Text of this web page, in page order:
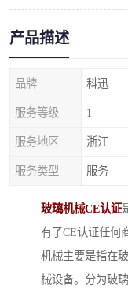
产品描述
品牌 科迅
服务等级 1
服务地区 浙江
服务类型 服务
玻璃机械CE认证
有了CE认证任何
机械主要是指在
械设备。分为玻